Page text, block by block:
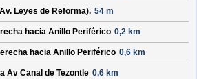
Leyes de Reforma). 54 m
hacia Anillo Periférico 0,2 km
hacia Anillo Periférico 0,6 km
Av Canal de Tezontle 0,6 km